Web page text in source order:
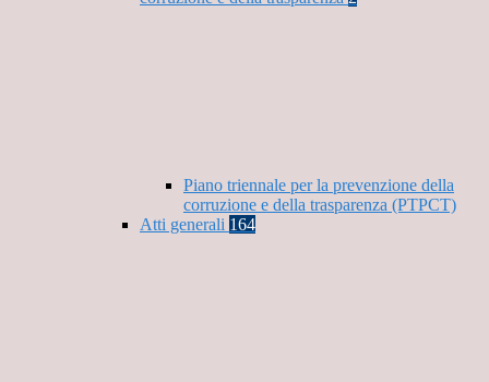
Piano triennale per la prevenzione della
corruzione e della trasparenza (PTPCT)
Atti generali 164